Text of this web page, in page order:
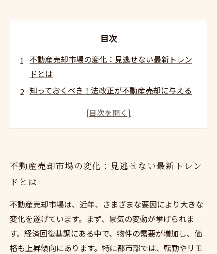
目次
不動産売却市場の変化：見逃せない最新トレン
ドとは
知っておくべき！法改正が不動産売却に与える
人口動態の変化：今後の不動産売却市場にどう
賢い売却戦略の立て方：市場分析からの必勝法
不動産売却成功の秘訣：データとリサーチの活
用法
未来を見据えた不動産売却：次の市場動向を読
み解く
不動産売却市場の変化：見逃せない最新トレン
ドとは
不動産売却市場は、近年、さまざまな要因により大きな
変化を遂げています。まず、景気の変動が挙げられま
す。経済回復基調にある中で、物件の需要が増加し、価
格も上昇傾向にあります。特に都市部では、転勤やリモ